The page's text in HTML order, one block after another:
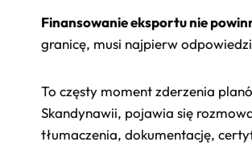
Finansowanie eksportu nie
granicę, musi najpierw
To częsty moment zderzenia
Skandynawii, pojawia się
tłumaczenia, dokumentację,